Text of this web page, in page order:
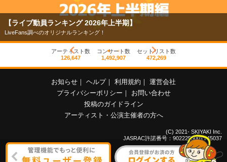
【ライブ動員ランキング 2026年上半期】
LiveFans調べのオリジナルランキング！
アーティスト数
126,647
コンサート数
1,492,907
セットリスト数
472,269
お知らせ ｜ ヘルプ｜ 利用規約 ｜ 運営会社
プライバシーポリシー ｜
お問い合わせ
投稿のガイドライン
アーティスト・公演主催者の方へ
(C) 2021- SKIYAKI Inc.
JASRAC許諾番号：9022255001Y45037